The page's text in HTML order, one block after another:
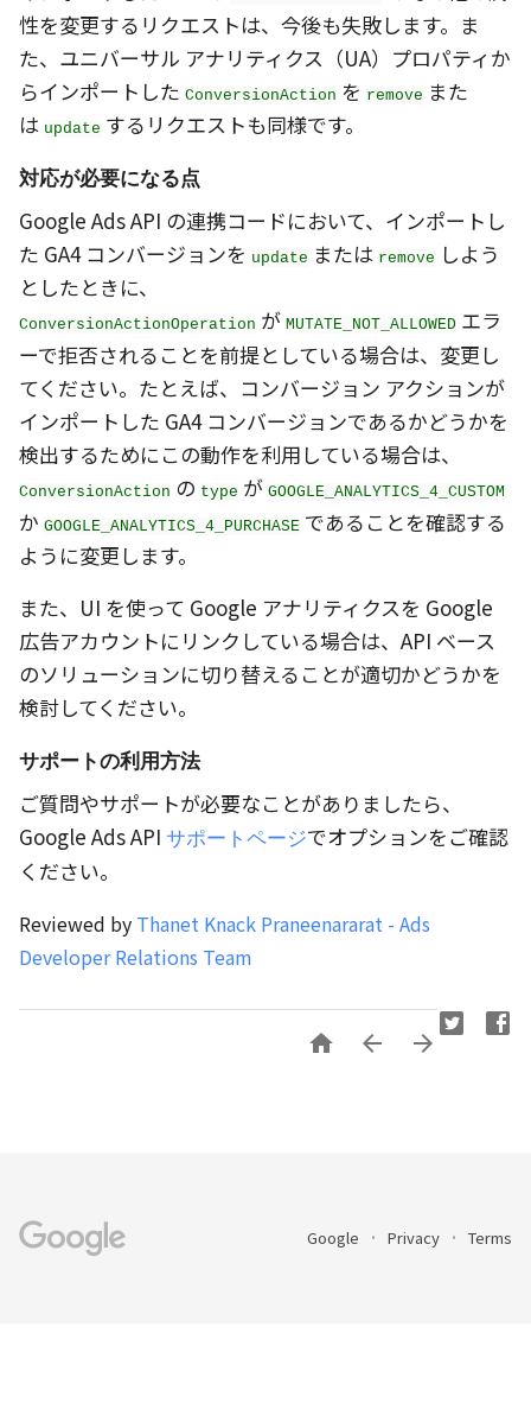
性を変更するリクエストは、今後も失敗します。ま
た、ユニバーサル アナリティクス（UA）プロパティか
らインポートした ConversionAction を remove また
は update するリクエストも同様です。
対応が必要になる点
Google Ads API の連携コードにおいて、インポートし
た GA4 コンバージョンを update または remove しよう
としたときに、
ConversionActionOperation が MUTATE_NOT_ALLOWED エラ
ーで拒否されることを前提としている場合は、変更し
てください。たとえば、コンバージョン アクションが
インポートした GA4 コンバージョンであるかどうかを
検出するためにこの動作を利用している場合は、
ConversionAction の type が GOOGLE_ANALYTICS_4_CUSTOM
か GOOGLE_ANALYTICS_4_PURCHASE であることを確認する
ように変更します。
また、UI を使って Google アナリティクスを Google
広告アカウントにリンクしている場合は、API ベース
のソリューションに切り替えることが適切かどうかを
検討してください。
サポートの利用方法
ご質問やサポートが必要なことがありましたら、
Google Ads API サポートページでオプションをご確認
ください。
Reviewed by Thanet Knack Praneenararat - Ads
Developer Relations Team
  
Google Privacy Terms